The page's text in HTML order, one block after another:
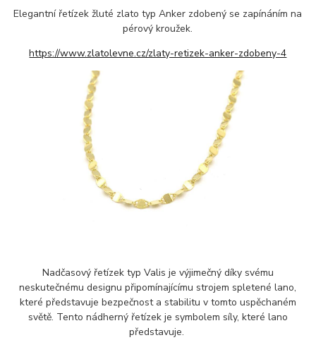
Elegantní řetízek žluté zlato typ Anker zdobený se zapínáním na
pérový kroužek.
https://www.zlatolevne.cz/zlaty-retizek-anker-zdobeny-4
Nadčasový řetízek typ Valis je výjimečný díky svému
neskutečnému designu připomínajícímu strojem spletené lano,
které představuje bezpečnost a stabilitu v tomto uspěchaném
světě. Tento nádherný řetízek je symbolem síly, které lano
představuje.